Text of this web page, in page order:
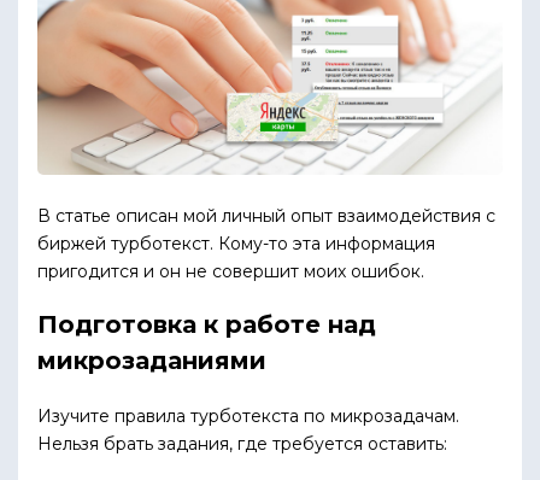
В статье описан мой личный опыт взаимодействия с
биржей турботекст. Кому-то эта информация
пригодится и он не совершит моих ошибок.
Подготовка к работе над
микрозаданиями
Изучите правила турботекста по микрозадачам.
Нельзя брать задания, где требуется оставить: